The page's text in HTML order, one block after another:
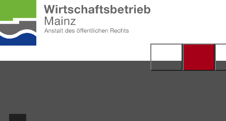
İçeriğe atla